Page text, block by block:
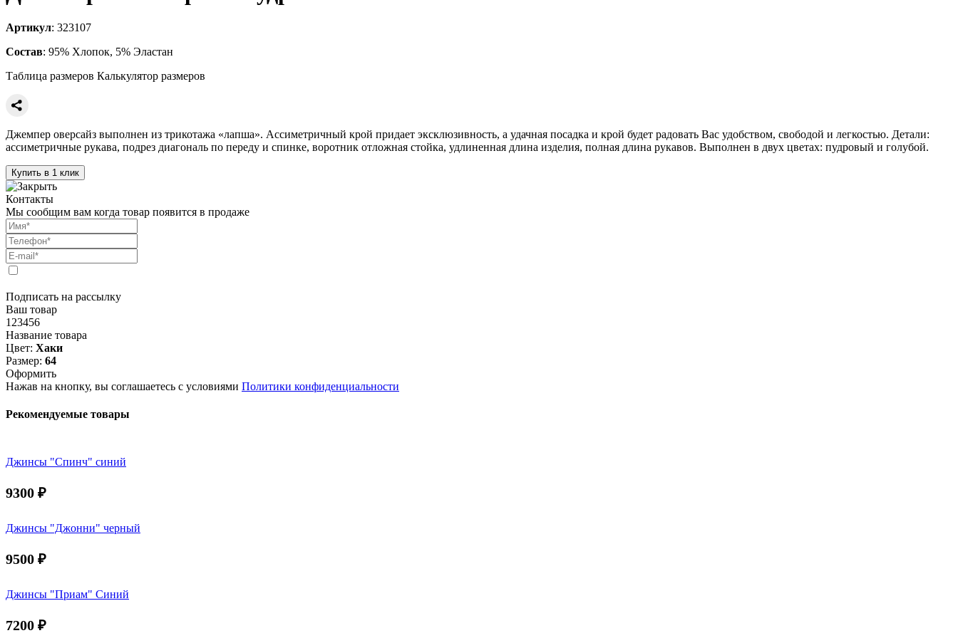
Артикул: 323107
Состав: 95% Хлопок, 5% Эластан
Таблица размеров Калькулятор размеров
Джемпер оверсайз выполнен из трикотажа «лапша». Ассиметричный крой придает эксклюзивность, а удачная посадка и крой будет радовать Вас удобством, свободой и легкостью. Детали:
ассиметричные рукава, подрез диагональ по переду и спинке, воротник отложная стойка, удлиненная длина изделия, полная длина рукавов. Выполнен в двух цветах: пудровый и голубой.
Купить в 1 клик
Контакты
Мы сообщим вам когда товар появится в продаже
Подписать на рассылку
Ваш товар
123456
Название товара
Цвет: Хаки
Размер: 64
Оформить
Нажав на кнопку, вы соглашаетесь с условиями Политики конфиденциальности
Рекомендуемые товары
Джинсы "Спинч" синий
9300 ₽
Джинсы "Джонни" черный
9500 ₽
Джинсы "Приам" Синий
7200 ₽